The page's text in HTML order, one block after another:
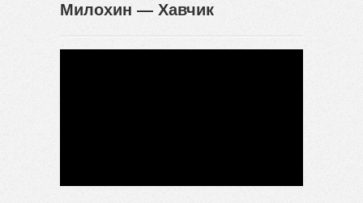
Милохин — Хавчик